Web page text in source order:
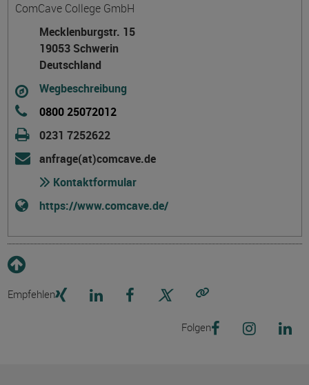
ComCave College GmbH
Mecklenburgstr. 15
19053 Schwerin
Deutschland
Wegbeschreibung
0800 25072012
0231 7252622
anfrage(at)comcave.de
Kontaktformular
https://www.comcave.de/
Empfehlen
Folgen